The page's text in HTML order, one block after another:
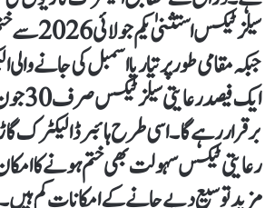
سیلز ٹیکس
جبکہ مقامی طور پر تیار یا اسمبل کی جانے
برقرار رہے گا۔ اسی طرح ہائبرڈ الیکٹرک
رعایتی ٹیکس سہولت بھی ختم ہونے کا
مزید توسیع دیے جانے کے امکانات کم